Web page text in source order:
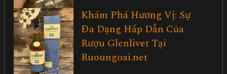
Khám Phá Hương Vị: Sự
Đa Dạng Hấp Dẫn Của
Rượu Glenlivet Tại
Ruoungoai.net